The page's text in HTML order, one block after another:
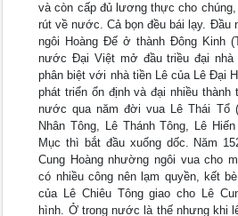
và còn cấp đủ lương thực cho
rút về nước. Cả bọn đều bái lạy. Đầu
ngôi Hoàng Đế ở thành Đông Kinh
nước Đại Việt mở đầu triều đại nhà
phân biệt với nhà tiền Lê của Lê Đại
phát triển ổn định và đại nhiều
nước qua năm đời vua Lê Thái Tổ
Nhân Tông, Lê Thánh Tông, Lê
Mục thì bắt đầu xuống dốc. Năm
Cung Hoàng nhường ngôi vua cho
có nhiều công nên lạm quyền, kết
của Lê Chiêu Tông giao cho Lê
hình. Ở trong nước là thế nhưng khi